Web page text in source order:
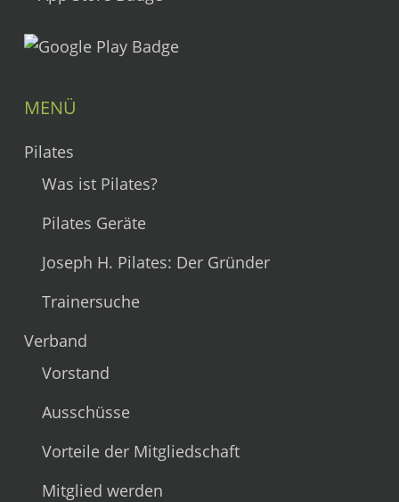
MENÜ
Pilates
Was ist Pilates?
Pilates Geräte
Joseph H. Pilates: Der Gründer
Trainersuche
Verband
Vorstand
Ausschüsse
Vorteile der Mitgliedschaft
Mitglied werden